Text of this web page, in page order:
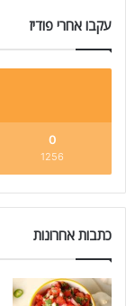
עקבו אחרי פודיז
0
1256
כתבות אחרונות